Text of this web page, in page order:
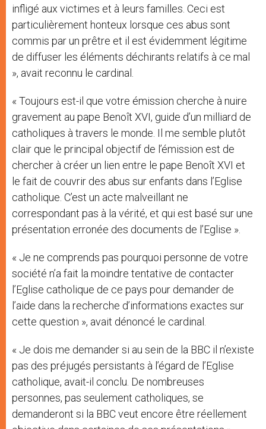
infligé aux victimes et à leurs familles. Ceci est
particulièrement honteux lorsque ces abus sont
commis par un prêtre et il est évidemment légitime
de diffuser les éléments déchirants relatifs à ce mal
», avait reconnu le cardinal.
« Toujours est-il que votre émission cherche à nuire
gravement au pape Benoît XVI, guide d’un milliard de
catholiques à travers le monde. Il me semble plutôt
clair que le principal objectif de l’émission est de
chercher à créer un lien entre le pape Benoît XVI et
le fait de couvrir des abus sur enfants dans l’Eglise
catholique. C’est un acte malveillant ne
correspondant pas à la vérité, et qui est basé sur une
présentation erronée des documents de l’Eglise ».
« Je ne comprends pas pourquoi personne de votre
société n’a fait la moindre tentative de contacter
l’Eglise catholique de ce pays pour demander de
l’aide dans la recherche d’informations exactes sur
cette question », avait dénoncé le cardinal.
« Je dois me demander si au sein de la BBC il n’existe
pas des préjugés persistants à l’égard de l’Eglise
catholique, avait-il conclu. De nombreuses
personnes, pas seulement catholiques, se
demanderont si la BBC veut encore être réellement